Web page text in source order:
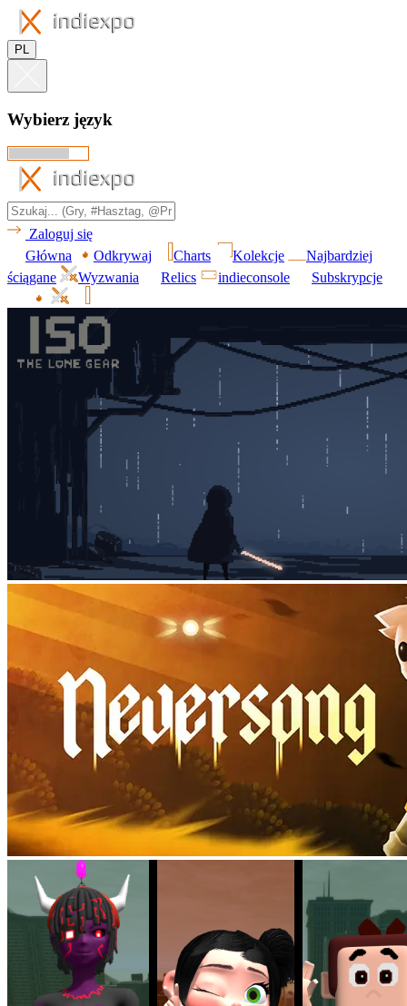
PL
Wybierz język
Zaloguj się
Główna
Odkrywaj Charts Kolekcje
Najbardziej
ściągane
Wyzwania Relics indieconsole Subskrypcje